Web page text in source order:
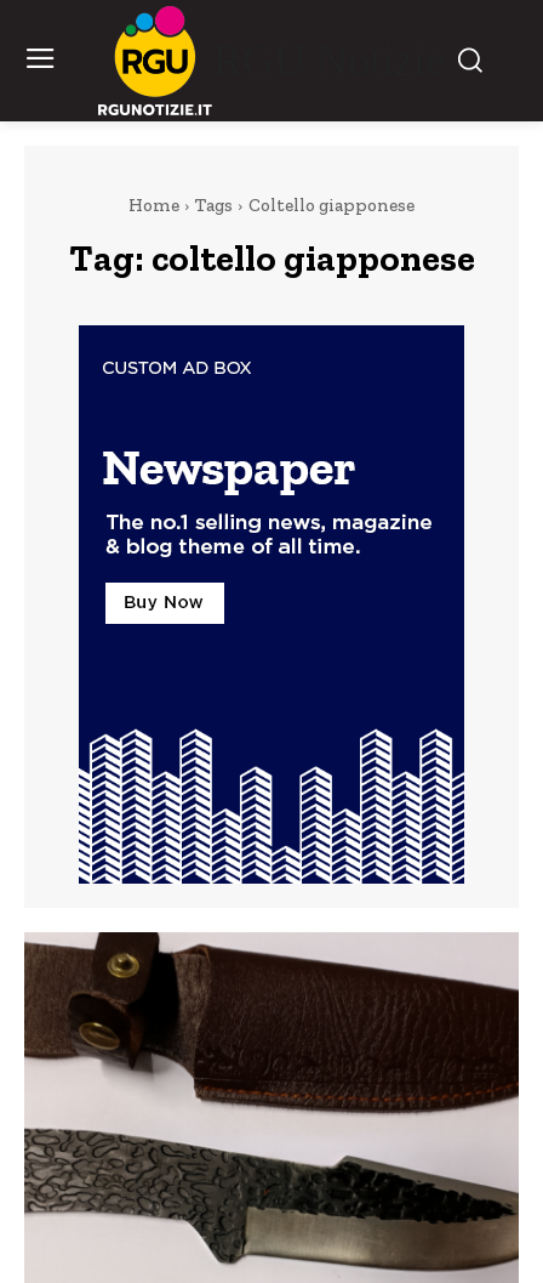
Home Tags Coltello giapponese
Tag: coltello giapponese